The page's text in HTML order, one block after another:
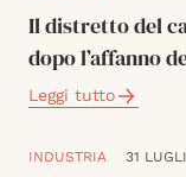
Il distretto del
dopo l’affanno
Leggi tutto
INDUSTRIA 31